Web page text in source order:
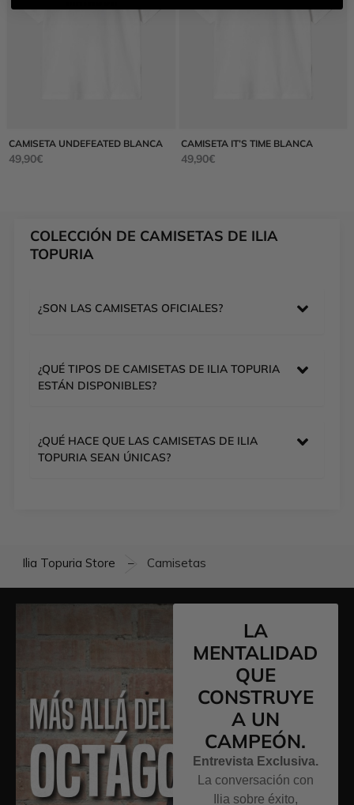
CAMISETA UNDEFEATED BLANCA
49,90€
CAMISETA IT’S TIME BLANCA
49,90€
COLECCIÓN DE CAMISETAS DE ILIA
TOPURIA
¿SON LAS CAMISETAS OFICIALES?
¿QUÉ TIPOS DE CAMISETAS DE ILIA TOPURIA
ESTÁN DISPONIBLES?
¿QUÉ HACE QUE LAS CAMISETAS DE ILIA
TOPURIA SEAN ÚNICAS?
Ilia Topuria Store – Camisetas
LA
MENTALIDAD
QUE
CONSTRUYE
A UN
CAMPEÓN.
Entrevista Exclusiva.
La conversación con
Ilia sobre éxito,